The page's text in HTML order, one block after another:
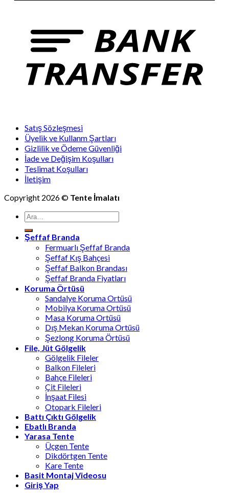
Satış Sözleşmesi
Üyelik ve Kullanm Şartları
Gizlilik ve Ödeme Güvenliği
İade ve Değişim Koşulları
Teslimat Koşulları
İletişim
Copyright 2026 © Tente İmalatı
Ara:
Şeffaf Branda
Fermuarlı Şeffaf Branda
Şeffaf Kış Bahçesi
Şeffaf Balkon Brandası
Şeffaf Branda Fiyatları
Koruma Örtüsü
Sandalye Koruma Ortüsü
Mobilya Koruma Ortüsü
Masa Koruma Ortüsü
Dış Mekan Koruma Ortüsü
Şezlong Koruma Örtüsü
File, Jüt Gölgelik
Gölgelik Fileler
Balkon Fileleri
Bahçe Fileleri
Çit Fileleri
İnşaat Filesi
Otopark Fileleri
Battı Çıktı Gölgelik
Ebatlı Branda
Yarasa Tente
Üçgen Tente
Dikdörtgen Tente
Kare Tente
Basit Montaj Videosu
Giriş Yap